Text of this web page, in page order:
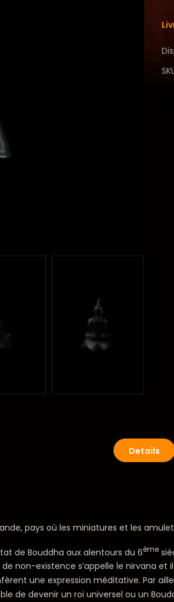
Details
pays où les miniatures et les
de Bouddha aux alentours du 6ème
non-existence s’appelle le nirvana
une expression méditative. Par
de devenir un roi universel ou un